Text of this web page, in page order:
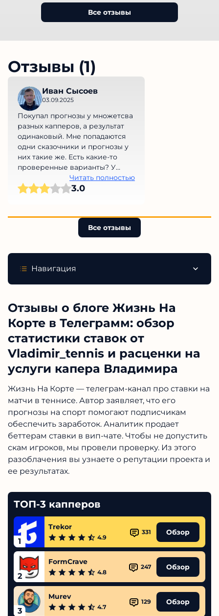
Все отзывы
Отзывы (1)
Иван Сысоев
03.09.2025
Покупал прогнозы у множетсва
разных капперов, а результат
одинаковый. Мне попадаются
одни сказочники и прогнозы у
них такие же. Есть какие-то
проверенные варианты? У
меня уже руки опускаются(
Читать полностью
3.0
Все отзывы
Навигация
Отзывы о блоге Жизнь На
Корте в Телеграмм: обзор
статистики ставок от
Vladimir_tennis и расценки на
услуги капера Владимира
Жизнь На Корте — телеграм-канал про ставки на
матчи в теннисе. Автор заявляет, что его
прогнозы на спорт помогают подписчикам
обеспечить заработок. Аналитик продает
беттерам ставки в вип-чате. Чтобы не допустить
скам игроков, мы провели проверку. Из этого
разоблачения вы узнаете о репутации проекта и
ее результатах.
ТОП-3 капперов
1
Trekor
4.9
331 Обзор
2
FormCrave
4.8
247 Обзор
3
Murev
4.7
129 Обзор